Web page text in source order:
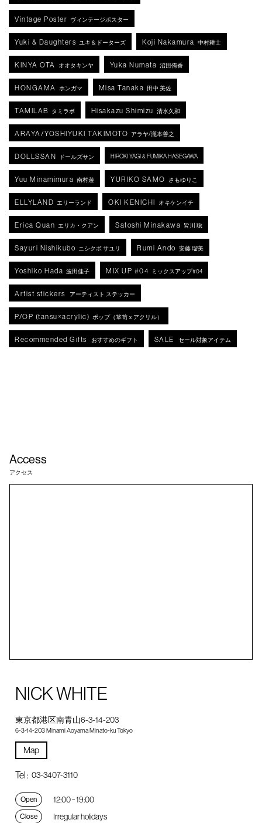
Vintage Poster ヴィンテージポスター
Yuki & Daughters ユキ＆ドーターズ Koji Nakamura 中村耕士
KINYA OTA オオタキンヤ Yuka Numata 沼田侑香
HONGAMA ホンガマ Misa Tanaka 田中 美佐
TAMILAB タミラボ Hisakazu Shimizu 清水久和
ARAYA/YOSHIYUKI TAKIMOTO アラヤ/瀧本善之
DOLLSSAN ドールズサン HIROKI YAGI & FUMIKA HASEGAWA
Yuu Minamimura 南村遊 YURIKO SAMO さもゆりこ
ELLYLAND エリーランド OKI KENICHI オキケンイチ
Erica Quan エリカ・クアン Satoshi Minakawa 皆川 聡
Sayuri Nishikubo ニシクボ サユリ Rumi Ando 安藤 瑠美
Yoshiko Hada 波田佳子 MIX UP #04 ミックスアップ#04
Artist stickers アーティスト ステッカー
P/OP (tansu×acrylic) ポップ（箪笥ｘアクリル）
Recommended Gifts おすすめのギフト SALE セール対象アイテム
Access
アクセス
NICK WHITE
東京都港区南青山6-3-14-203
6-3-14-203 Minami Aoyama Minato-ku Tokyo
Map
Tel : 03-3407-3110
Open 12:00 ~ 19:00
Close Irregular holidays